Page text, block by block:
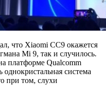
что Xiaomi CC9 окажется
Mi 9, так и случилось.
платформе Qualcomm
однокристальная система
при том, слухи